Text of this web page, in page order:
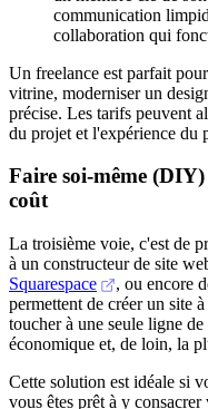
communication
collaboration qui
Un freelance est parfait
vitrine, moderniser un
précise. Les tarifs peuvent
du projet et l'expérience du
Faire soi-même
coût
La troisième voie, c'est de
à un constructeur de site
Squarespace
, ou encore
permettent de créer un site
toucher à une seule ligne
économique et, de loin, la
Cette solution est idéale si
vous êtes prêt à y